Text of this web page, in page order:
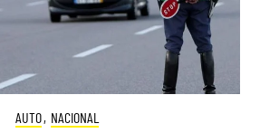
AUTO, NACIONAL